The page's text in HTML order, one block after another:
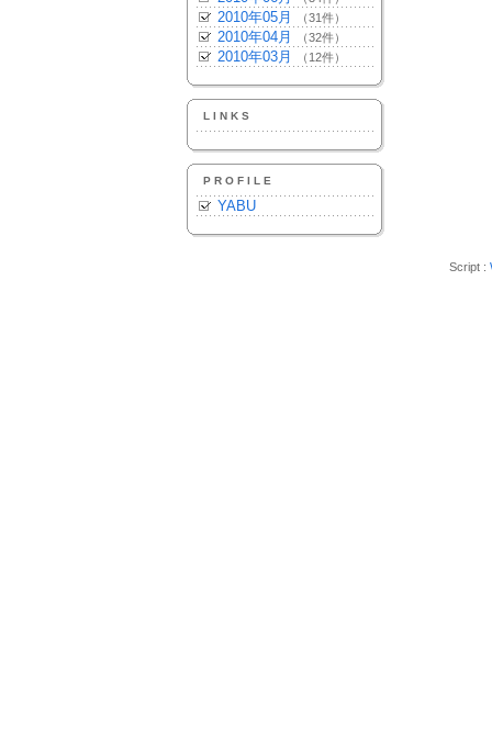
2010年05月 （31件）
2010年04月 （32件）
2010年03月 （12件）
LINKS
PROFILE
YABU
Script :